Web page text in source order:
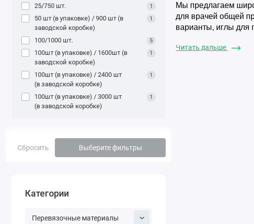
25/750 шт. 1
50 шт (в упаковке) / 900 шт (в
заводской коробке)
1
100/1000 шт. 5
100шт (в упаковке) / 1600шт (в
заводской коробке)
1
100шт (в упаковке) / 2400 шт
(в заводской коробке)
1
100шт (в упаковке) / 3000 шт
(в заводской коробке)
1
Сбросить Выберите фильтры
Категории
Перевязочные материалы
Мы предлагаем
для врачей общей
варианты, иглы для
эти и другие
Читать дальше